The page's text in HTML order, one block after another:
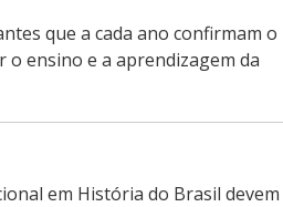
que a cada ano confirmam o
ensino e a aprendizagem da
em História do Brasil devem